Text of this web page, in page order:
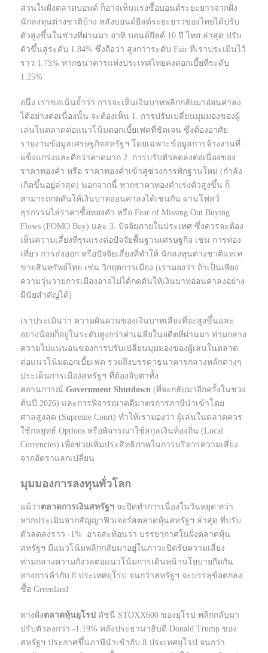
ส่วนในฝั่งตลาดบอนด์ ก็อาจเห็นแรงซื้อบอนด์ระยะยาวจากฝั่ง
นักลงทุนต่างชาติบ้าง หลังบอนด์ยีลด์ระยะยาวของไทยได้ปรับ
ตัวสูงขึ้นในช่วงที่ผ่านมา อาทิ บอนด์ยีลด์ 10 ปี ไทย ล่าสุด ปรับ
ตัวขึ้นสู่ระดับ 1.84% ซึ่งถือว่า สูงกว่าระดับ Fair ที่เราประเมินไว้
ราว 1.75% หากธนาคารแห่งประเทศไทยคงดอกเบี้ยที่ระดับ
1.25%
อนึ่ง เราขอเน้นย้ำว่า การจะเห็นเงินบาทพลิกกลับมาอ่อนค่าลง
ได้อย่างต่อเนื่องนั้น จะต้องเห็น 1. การปรับเปลี่ยนมุมมองของผู้
เล่นในตลาดต่อแนวโน้มดอกเบี้ยเฟดที่ชัดเจน ซึ่งต้องอาศัย
รายงานข้อมูลเศรษฐกิจสหรัฐฯ โดยเฉพาะข้อมูลการจ้างงานที่
แข็งแกร่งและดีกว่าคาดมาก 2. การปรับตัวลดลงต่อเนื่องของ
ราคาทองคำ หรือ ราคาทองคำเข้าสู่ช่วงการพักฐานใหม่ (กำลัง
เกิดขึ้นอยู่ล่าสุด) นอกจากนี้ หากราคาทองคำเร่งตัวสูงขึ้น ก็
สามารถกดดันให้เงินบาทอ่อนค่าลงได้เช่นกัน ผ่านโฟลว์
ธุรกรรมไล่ราคาซื้อทองคำ หรือ Fear of Missing Out Buying
Flows (FOMO Buy) และ 3. ปัจจัยภายในประเทศ ซึ่งควรจะต้อง
เห็นความเสี่ยงที่รุนแรงต่อปัจจัยพื้นฐานเศรษฐกิจ เช่น การท่อง
เที่ยว การส่งออก หรือปัจจัยเสี่ยงที่ทำให้ นักลงทุนต่างชาติแห่เท
ขายสินทรัพย์ไทย เช่น วิกฤตการเมือง (เรามองว่า ถ้าเป็นเพียง
ความวุ่นวายการเมืองอาจไม่ได้กดดันให้เงินบาทอ่อนค่าลงอย่าง
มีนัยสำคัญได้)
เราประเมินว่า ความผันผวนของเงินบาทเสี่ยงที่จะสูงขึ้นและ
อย่างน้อยก็อยู่ในระดับสูงกว่าค่าเฉลี่ยในอดีตที่ผ่านมา ท่ามกลาง
ความไม่แน่นอนของการปรับเปลี่ยนมุมมองของผู้เล่นในตลาด
ต่อแนวโน้มดอกเบี้ยเฟด รวมถึงบรรดาธนาคารกลางหลักต่างๆ
ประเด็นการเมืองสหรัฐฯ ที่ต้องจับตาทั้ง
สถานการณ์ Government Shutdown (ที่จะกลับมาอีกครั้งในช่วง
ต้นปี 2026) และการพิจารณาคดีมาตรการภาษีนำเข้าโดย
ศาลสูงสุด (Supreme Court) ทำให้เรามองว่า ผู้เล่นในตลาดควร
ใช้กลยุทธ์ Options หรือพิจารณาใช้สกุลเงินท้องถิ่น (Local
Currencies) เพื่อช่วยเพิ่มประสิทธิภาพในการบริหารความเสี่ยง
จากอัตราแลกเปลี่ยน
มุมมองการลงทุนทั่วโลก
แม้ว่าตลาดการเงินสหรัฐฯ จะปิดทำการเนื่องในวันหยุด ทว่า
หากประเมินจากสัญญาฟิวเจอร์สตลาดหุ้นสหรัฐฯ ล่าสุด ที่ปรับ
ตัวลดลงราว -1% อาจสะท้อนว่า บรรยากาศในฝั่งตลาดหุ้น
สหรัฐฯ มีแนวโน้มพลิกกลับมาอยู่ในภาวะปิดรับความเสี่ยง
ท่ามกลางความกังวลต่อแนวโน้มการเดินหน้านโยบายกีดกัน
ทางการค้ากับ 8 ประเทศยุโรป จนกว่าสหรัฐฯ จะบรรลุข้อตกลง
ซื้อ Greenland
ทางฝั่งตลาดหุ้นยุโรป ดัชนี STOXX600 ของยุโรป พลิกกลับมา
ปรับตัวลงกว่า -1.19% หลังประธานาธิบดี Donald Trump ของ
สหรัฐฯ ประกาศขึ้นภาษีนำเข้ากับ 8 ประเทศยุโรป จนกว่า